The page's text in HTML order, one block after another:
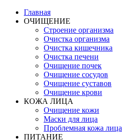
Главная
ОЧИЩЕНИЕ
Строение организма
Очистка организма
Очистка кишечника
Очистка печени
Очищение почек
Очищение сосудов
Очищение суставов
Очищение крови
КОЖА ЛИЦА
Очищение кожи
Маски для лица
Проблемная кожа лица
ПИТАНИЕ